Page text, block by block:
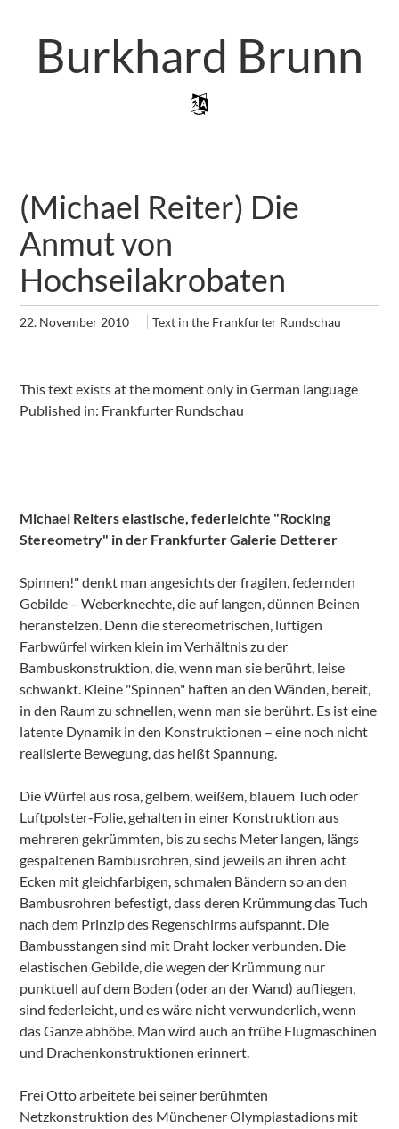
contentBurkhard Brunn
(Michael Reiter) Die
Anmut von
Hochseilakrobaten
22. November 2010 Text in the Frankfurter Rundschau
This text exists at the moment only in German language
Published in: Frankfurter Rundschau
Michael Reiters elastische, federleichte "Rocking
Stereometry" in der Frankfurter Galerie Detterer
Spinnen!" denkt man angesichts der fragilen, federnden
Gebilde – Weberknechte, die auf langen, dünnen Beinen
heranstelzen. Denn die stereometrischen, luftigen
Farbwürfel wirken klein im Verhältnis zu der
Bambuskonstruktion, die, wenn man sie berührt, leise
schwankt. Kleine "Spinnen" haften an den Wänden, bereit,
in den Raum zu schnellen, wenn man sie berührt. Es ist eine
latente Dynamik in den Konstruktionen – eine noch nicht
realisierte Bewegung, das heißt Spannung.
Die Würfel aus rosa, gelbem, weißem, blauem Tuch oder
Luftpolster-Folie, gehalten in einer Konstruktion aus
mehreren gekrümmten, bis zu sechs Meter langen, längs
gespaltenen Bambusrohren, sind jeweils an ihren acht
Ecken mit gleichfarbigen, schmalen Bändern so an den
Bambusrohren befestigt, dass deren Krümmung das Tuch
nach dem Prinzip des Regenschirms aufspannt. Die
Bambusstangen sind mit Draht locker verbunden. Die
elastischen Gebilde, die wegen der Krümmung nur
punktuell auf dem Boden (oder an der Wand) aufliegen,
sind federleicht, und es wäre nicht verwunderlich, wenn
das Ganze abhöbe. Man wird auch an frühe Flugmaschinen
und Drachenkonstruktionen erinnert.
Frei Otto arbeitete bei seiner berühmten
Netzkonstruktion des Münchener Olympiastadions mit